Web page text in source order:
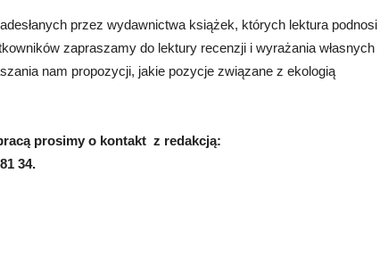
przez wydawnictwa książek, których lektura podnosi
zapraszamy do lektury recenzji i wyrażania własnych
nam propozycji, jakie pozycje związane z ekologią
prosimy o kontakt z redakcją:
34.